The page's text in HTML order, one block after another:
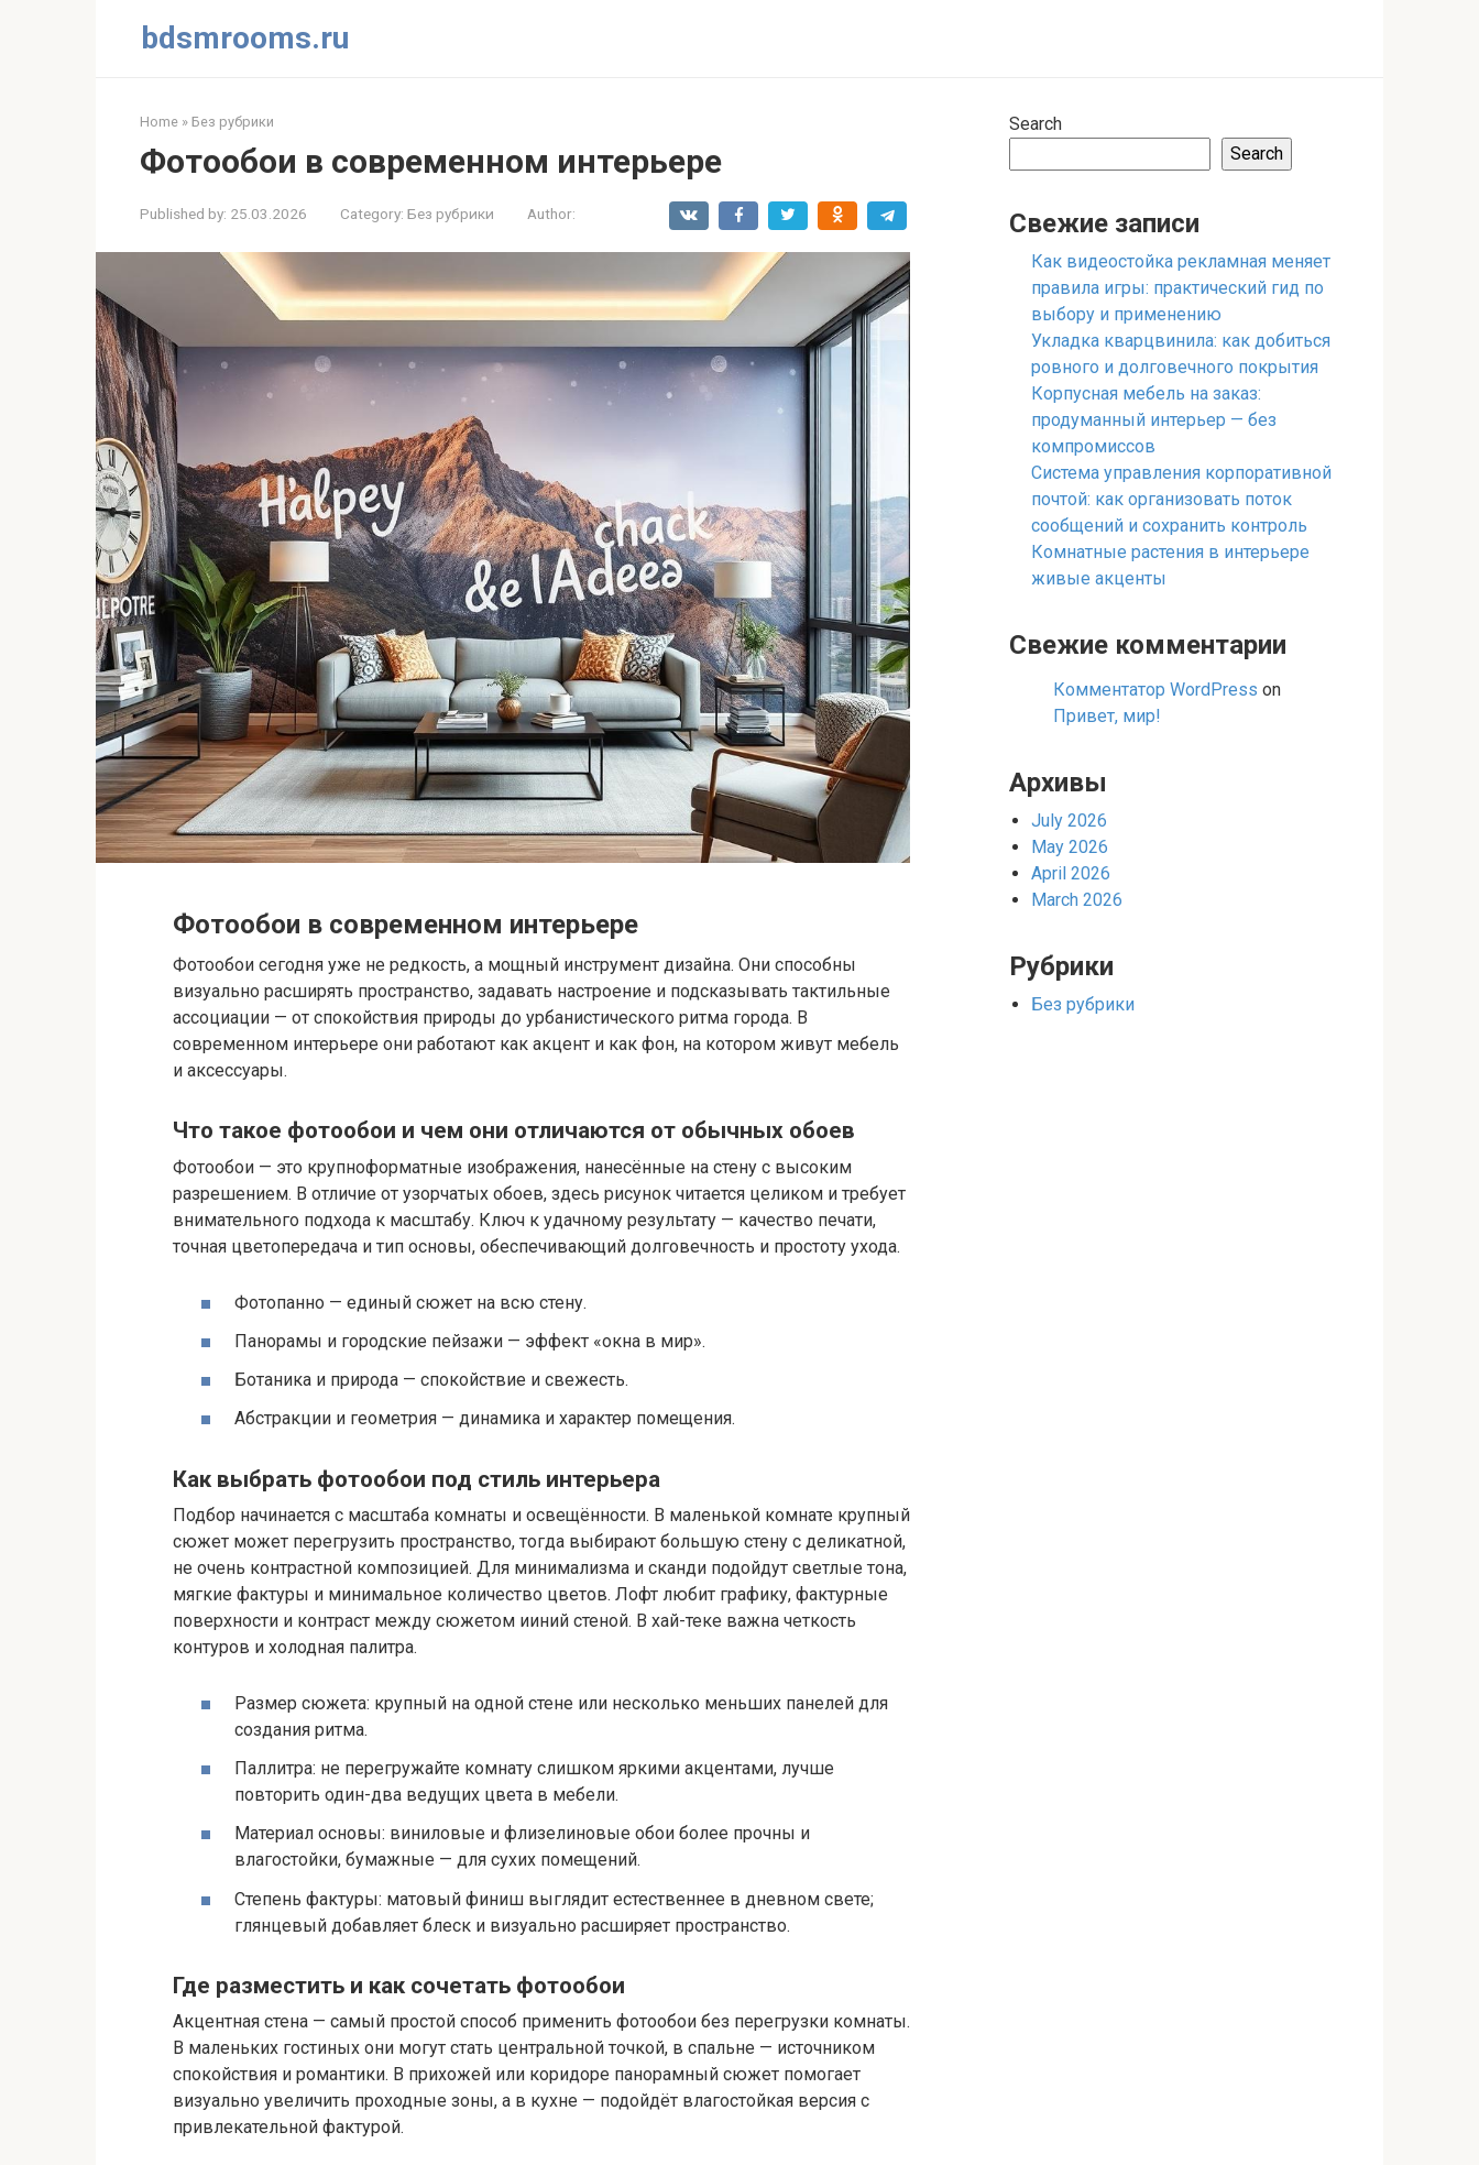
bdsmrooms.ru
Home » Без рубрики
Фотообои в современном интерьере
Published by: 25.03.2026 Category: Без рубрики Author:
Фотообои в современном интерьере
Фотообои сегодня уже не редкость, а мощный инструмент дизайна. Они способны
визуально расширять пространство, задавать настроение и подсказывать тактильные
ассоциации — от спокойствия природы до урбанистического ритма города. В
современном интерьере они работают как акцент и как фон, на котором живут мебель
и аксессуары.
Что такое фотообои и чем они отличаются от обычных обоев
Фотообои — это крупноформатные изображения, нанесённые на стену с высоким
разрешением. В отличие от узорчатых обоев, здесь рисунок читается целиком и требует
внимательного подхода к масштабу. Ключ к удачному результату — качество печати,
точная цветопередача и тип основы, обеспечивающий долговечность и простоту ухода.
Фотопанно — единый сюжет на всю стену.
Панорамы и городские пейзажи — эффект «окна в мир».
Ботаника и природа — спокойствие и свежесть.
Абстракции и геометрия — динамика и характер помещения.
Как выбрать фотообои под стиль интерьера
Подбор начинается с масштаба комнаты и освещённости. В маленькой комнате крупный
сюжет может перегрузить пространство, тогда выбирают большую стену с деликатной,
не очень контрастной композицией. Для минимализма и сканди подойдут светлые тона,
мягкие фактуры и минимальное количество цветов. Лофт любит графику, фактурные
поверхности и контраст между сюжетом ииний стеной. В хай-теке важна четкость
контуров и холодная палитра.
Размер сюжета: крупный на одной стене или несколько меньших панелей для
создания ритма.
Паллитра: не перегружайте комнату слишком яркими акцентами, лучше
повторить один-два ведущих цвета в мебели.
Материал основы: виниловые и флизелиновые обои более прочны и
влагостойки, бумажные — для сухих помещений.
Степень фактуры: матовый финиш выглядит естественнее в дневном свете;
глянцевый добавляет блеск и визуально расширяет пространство.
Где разместить и как сочетать фотообои
Акцентная стена — самый простой способ применить фотообои без перегрузки комнаты.
В маленьких гостиных они могут стать центральной точкой, в спальне — источником
спокойствия и романтики. В прихожей или коридоре панорамный сюжет помогает
визуально увеличить проходные зоны, а в кухне — подойдёт влагостойкая версия с
привлекательной фактурой.
Search
Search
Свежие записи
Как видеостойка рекламная меняет
правила игры: практический гид по
выбору и применению
Укладка кварцвинила: как добиться
ровного и долговечного покрытия
Корпусная мебель на заказ:
продуманный интерьер — без
компромиссов
Система управления корпоративной
почтой: как организовать поток
сообщений и сохранить контроль
Комнатные растения в интерьере
живые акценты
Свежие комментарии
Комментатор WordPress on
Привет, мир!
Архивы
July 2026
May 2026
April 2026
March 2026
Рубрики
Без рубрики